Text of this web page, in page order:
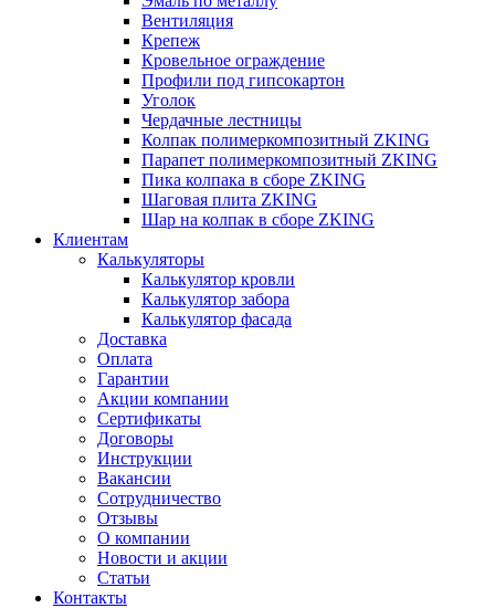
Вентиляция
Крепеж
Кровельное ограждение
Профили под гипсокартон
Уголок
Чердачные лестницы
Колпак полимеркомпозитный ZKING
Парапет полимеркомпозитный ZKING
Пика колпака в сборе ZKING
Шаговая плита ZKING
Шар на колпак в сборе ZKING
Клиентам
Калькуляторы
Калькулятор кровли
Калькулятор забора
Калькулятор фасада
Доставка
Оплата
Гарантии
Акции компании
Сертификаты
Договоры
Инструкции
Вакансии
Сотрудничество
Отзывы
О компании
Новости и акции
Статьи
Контакты